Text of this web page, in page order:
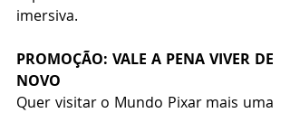
imersiva.
PROMOÇÃO: VALE A PENA VIVER DE
NOVO
Quer visitar o Mundo Pixar mais uma